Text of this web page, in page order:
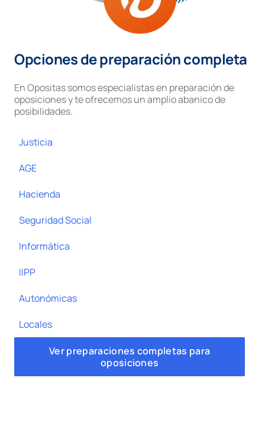
Opciones de preparación completa
En Opositas somos especialistas en preparación de
oposiciones y te ofrecemos un amplio abanico de
posibilidades.
Justicia
AGE
Hacienda
Seguridad Social
Informática
IIPP
Autonómicas
Locales
Ver preparaciones completas para
oposiciones